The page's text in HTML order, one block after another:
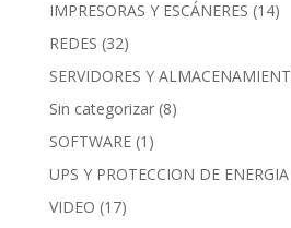
IMPRESORAS Y ESCÁNERES (14)
REDES (32)
SERVIDORES Y
Sin categorizar (8)
SOFTWARE (1)
UPS Y PROTECCION DE ENERGIA
VIDEO (17)